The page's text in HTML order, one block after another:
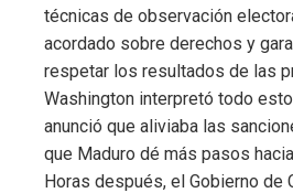
técnicas de observación
acordado sobre derechos y
respetar los resultados de las
Washington interpretó todo
anunció que aliviaba las
que Maduro dé más pasos
Horas después, el Gobierno de